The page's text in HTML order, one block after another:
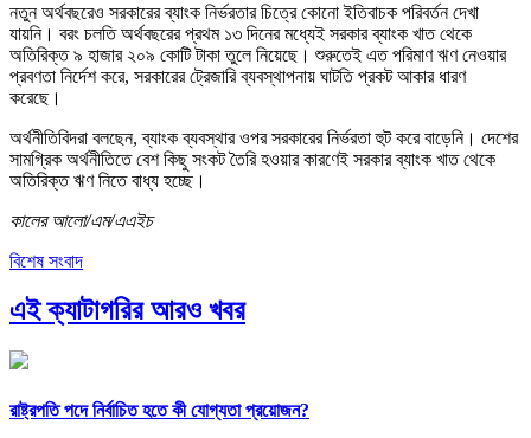
নতুন অর্থবছরেও সরকারের ব্যাংক নির্ভরতার চিত্রে কোনো ইতিবাচক পরিবর্তন দেখা
যায়নি। বরং চলতি অর্থবছরের প্রথম ১৩ দিনের মধ্যেই সরকার ব্যাংক খাত থেকে
অতিরিক্ত ৯ হাজার ২০৯ কোটি টাকা তুলে নিয়েছে। শুরুতেই এত পরিমাণ ঋণ নেওয়ার
প্রবণতা নির্দেশ করে, সরকারের ট্রেজারি ব্যবস্থাপনায় ঘাটতি প্রকট আকার ধারণ
করেছে।
অর্থনীতিবিদরা বলছেন, ব্যাংক ব্যবস্থার ওপর সরকারের নির্ভরতা হুট করে বাড়েনি। দেশের
সামগ্রিক অর্থনীতিতে বেশ কিছু সংকট তৈরি হওয়ার কারণেই সরকার ব্যাংক খাত থেকে
অতিরিক্ত ঋণ নিতে বাধ্য হচ্ছে।
কালের আলো/এম/এএইচ
বিশেষ সংবাদ
এই ক্যাটাগরির আরও খবর
রাষ্ট্রপতি পদে নির্বাচিত হতে কী যোগ্যতা প্রয়োজন?